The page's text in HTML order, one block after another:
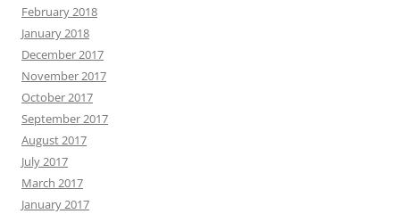
February 2018
January 2018
December 2017
November 2017
October 2017
September 2017
August 2017
July 2017
March 2017
January 2017